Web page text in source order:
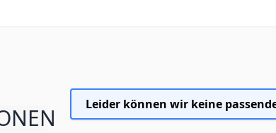
Leider können wir keine